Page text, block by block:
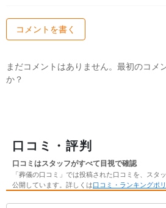
コメントを書く
まだコメントはありません。最初のコメ
か？
口コミ・評判
口コミはスタッフがすべて目視で確認
「葬儀の口コミ」では投稿された口コミを、スタ
公開しています。詳しくは口コミ・ランキングポ